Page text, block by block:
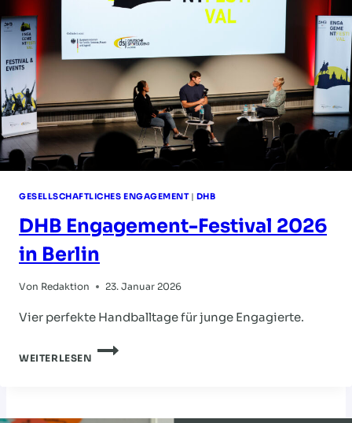
EHRENAMTSSPIELTAG
GESELLSCHAFTLICHES ENGAGEMENT| DHB
DHB Engagement-Festival 2026
in Berlin
Von Redaktion 23. Januar 2026
Vier perfekte Handballtage für junge Engagierte.
WEITERLESEN
DHB